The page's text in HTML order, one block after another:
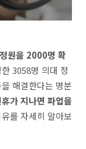
원을 2000명 확
3058명 의대 정
해결한다는 명분
가 지나면 파업을
를 자세히 알아보